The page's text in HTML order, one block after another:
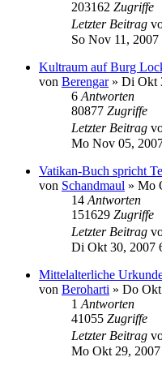
203162 Zugriffe
Letzter Beitrag
So Nov 11, 2007
Kultraum auf Burg
von Berengar» Di Okt
6 Antworten
80877 Zugriffe
Letzter Beitrag
Mo Nov 05,
Vatikan-Buch spricht
von Schandmaul » Mo
14 Antworten
151629 Zugriffe
Letzter Beitrag
Di Okt 30, 2007
Mittelalterliche
von Beroharti » Do
1 Antworten
41055 Zugriffe
Letzter Beitrag
Mo Okt 29, 2007